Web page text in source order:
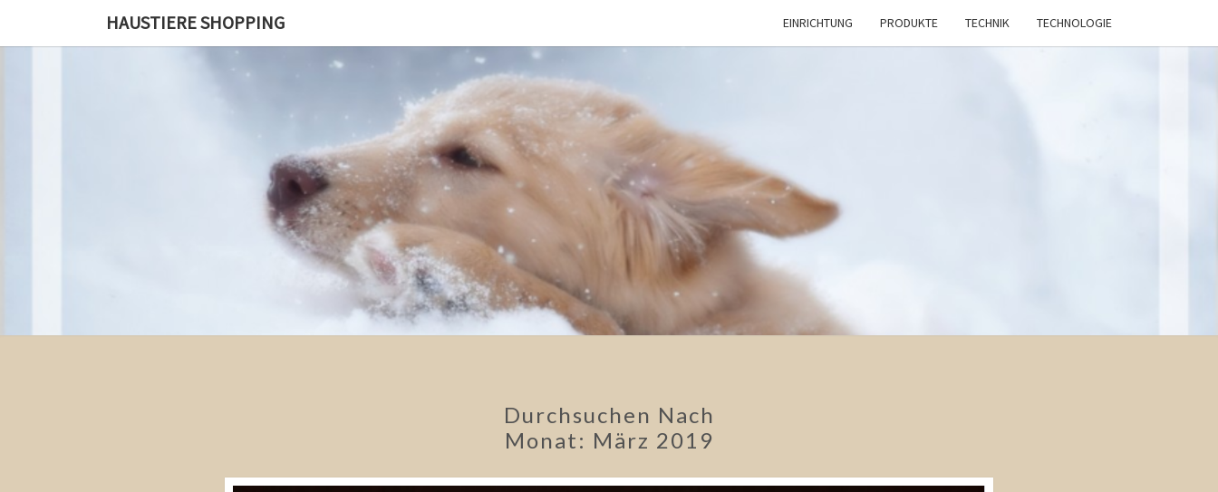
HAUSTIERE SHOPPING EINRICHTUNG PRODUKTE TECHNIK TECHNOLOGIE
HAUSTIERE
SHOPPING
Tiere
Sind Die
Besten
Freunde!
Durchsuchen Nach
Monat: März 2019